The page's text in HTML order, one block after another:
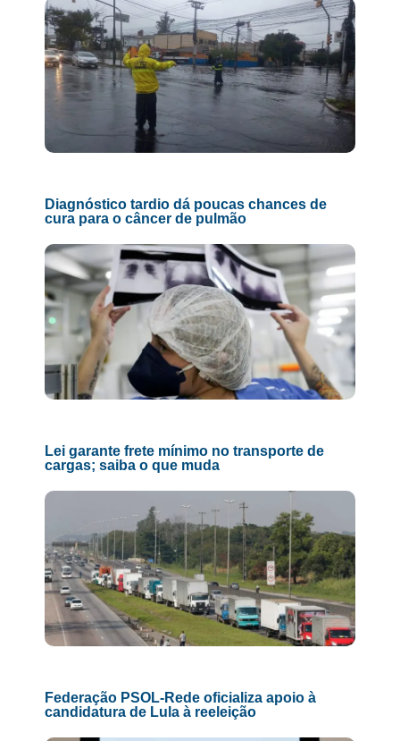
Diagnóstico tardio dá poucas chances de
cura para o câncer de pulmão
Lei garante frete mínimo no transporte de
cargas; saiba o que muda
Federação PSOL-Rede oficializa apoio à
candidatura de Lula à reeleição